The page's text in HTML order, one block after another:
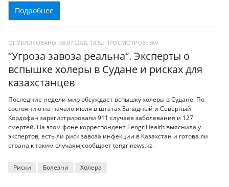
Подробнее
ОПУБЛИКОВАНО: 08.07.2026, 18:52 ПРОСМОТРОВ: 369
“Угроза завоза реальна“. Эксперты о
вспышке холеры в Судане и рисках для
казахстанцев
Последние недели мир обсуждает вспышку холеры в Судане. По
состоянию на начало июля в штатах Западный и Северный
Кордофан зарегистрировали 911 случаев заболевания и 127
смертей. На этом фоне корреспондент TengriHealth выяснила у
экспертов, есть ли риск завоза инфекции в Казахстан и готова ли
страна к таким случаям,сообщает tengrinews.kz.
Риски Болезни Холера